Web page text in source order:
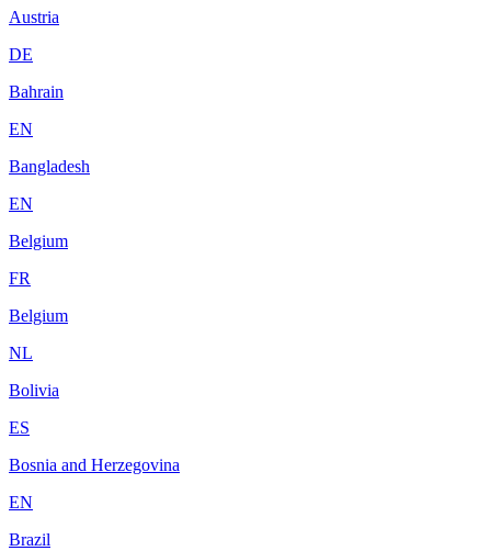
Austria
DE
Bahrain
EN
Bangladesh
EN
Belgium
FR
Belgium
NL
Bolivia
ES
Bosnia and Herzegovina
EN
Brazil